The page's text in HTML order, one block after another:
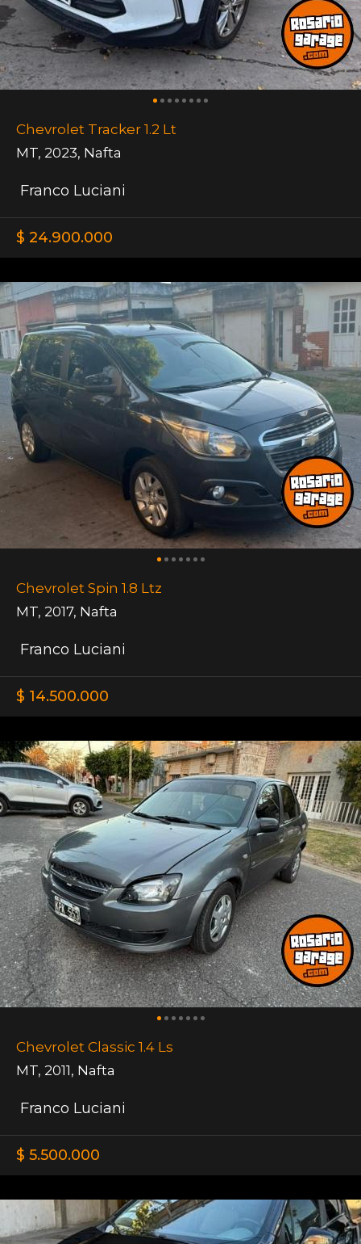
Chevrolet Tracker 1.2 Lt
MT, 2023, Nafta
Franco Luciani
$ 24.900.000
Chevrolet Spin 1.8 Ltz
MT, 2017, Nafta
Franco Luciani
$ 14.500.000
Chevrolet Classic 1.4 Ls
MT, 2011, Nafta
Franco Luciani
$ 5.500.000